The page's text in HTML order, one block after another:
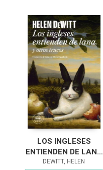
LOS INGLESES
ENTIENDEN DE LANA
(Y OTROS TRUCOS)
DEWITT, HELEN